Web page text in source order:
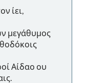
ίει,
μεγάθυμος
Αίδαο ου